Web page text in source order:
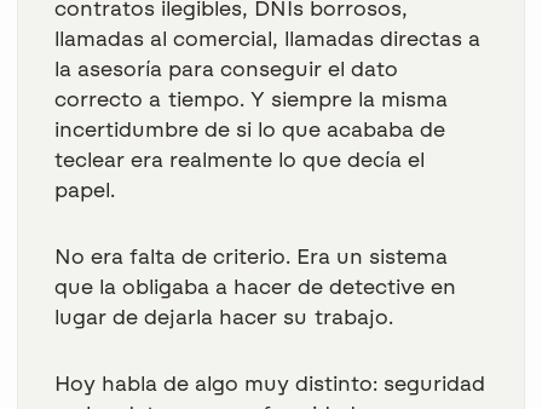
contratos ilegibles, DNIs borrosos,
llamadas al comercial, llamadas directas a
la asesoría para conseguir el dato
correcto a tiempo. Y siempre la misma
incertidumbre de si lo que acababa de
teclear era realmente lo que decía el
papel.
No era falta de criterio. Era un sistema
que la obligaba a hacer de detective en
lugar de dejarla hacer su trabajo.
Hoy habla de algo muy distinto: seguridad